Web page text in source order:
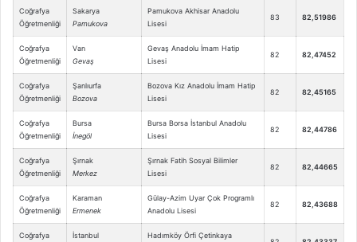
Coğrafya
Öğretmenliği
Sakarya
Pamukova
Pamukova Akhisar Anadolu
Lisesi
83 82,51986
Coğrafya
Öğretmenliği
Van
Gevaş
Gevaş Anadolu İmam Hatip
Lisesi
82 82,47452
Coğrafya
Öğretmenliği
Şanlıurfa
Bozova
Bozova Kız Anadolu İmam Hatip
Lisesi
82 82,45165
Coğrafya
Öğretmenliği
Bursa
İnegöl
Bursa Borsa İstanbul Anadolu
Lisesi
82 82,44786
Coğrafya
Öğretmenliği
Şırnak
Merkez
Şırnak Fatih Sosyal Bilimler
Lisesi
82 82,44665
Coğrafya
Öğretmenliği
Karaman
Ermenek
Gülay-Azim Uyar Çok Programlı
Anadolu Lisesi
82 82,43688
Coğrafya
İstanbul
Hadımköy Örfi Çetinkaya